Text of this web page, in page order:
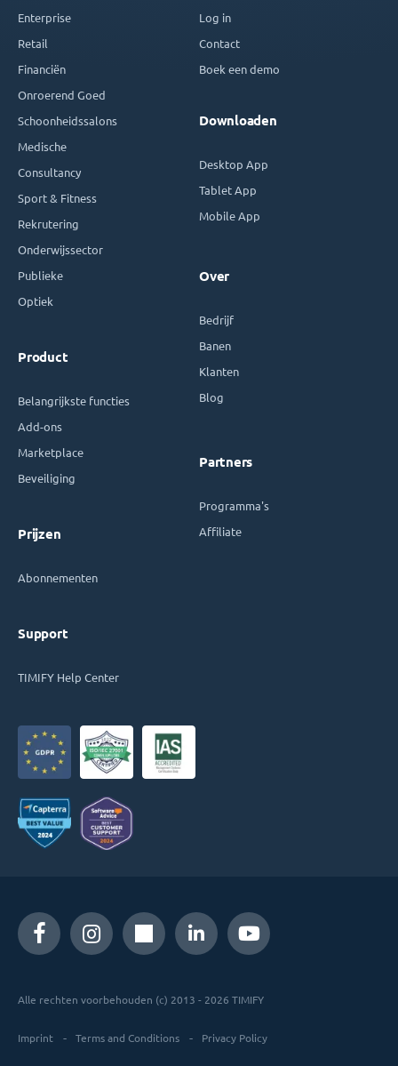
Enterprise
Retail
Financiën
Onroerend Goed
Schoonheidssalons
Medische
Consultancy
Sport & Fitness
Rekrutering
Onderwijssector
Publieke
Optiek
Product
Belangrijkste functies
Add-ons
Marketplace
Beveiliging
Prijzen
Abonnementen
Support
TIMIFY Help Center
Log in
Contact
Boek een demo
Downloaden
Desktop App
Tablet App
Mobile App
Over
Bedrijf
Banen
Klanten
Blog
Partners
Programma's
Affiliate
Alle rechten voorbehouden (c) 2013 - 2026 TIMIFY
Imprint Terms and Conditions Privacy Policy